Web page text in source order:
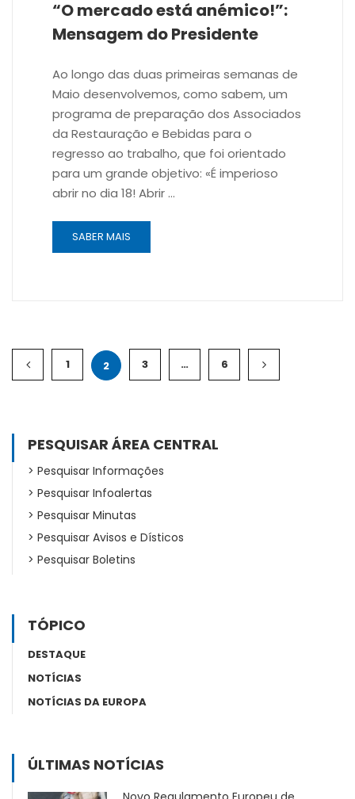
“O mercado está anémico!”:
Mensagem do Presidente
Ao longo das duas primeiras semanas de
Maio desenvolvemos, como sabem, um
programa de preparação dos Associados
da Restauração e Bebidas para o
regresso ao trabalho, que foi orientado
para um grande objetivo: «É imperioso
abrir no dia 18! Abrir …
SABER MAIS
1 2 3 … 6
PESQUISAR ÁREA CENTRAL
Pesquisar Informações
Pesquisar Infoalertas
Pesquisar Minutas
Pesquisar Avisos e Dísticos
Pesquisar Boletins
TÓPICO
DESTAQUE
NOTÍCIAS
NOTÍCIAS DA EUROPA
ÚLTIMAS NOTÍCIAS